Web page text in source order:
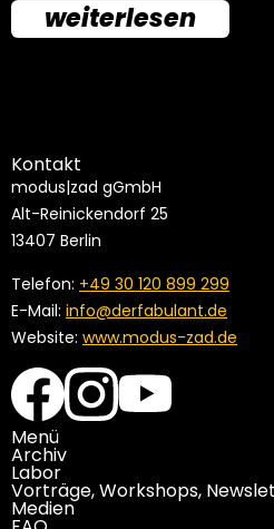
weiterlesen
Kontakt
modus|zad gGmbH
Alt-Reinickendorf 25
13407 Berlin
Telefon: +49 30 120 899 299
E-Mail: info@derfabulant.de
Website: www.modus-zad.de
Menü
Archiv
Labor
Vorträge, Workshops,
Medien